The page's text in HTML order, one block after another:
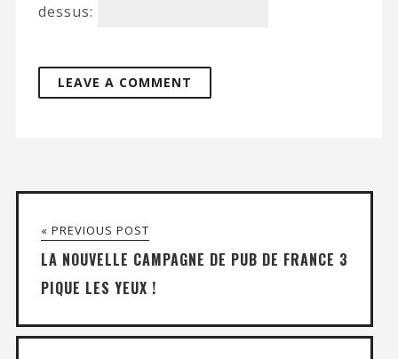
dessus:
« PREVIOUS POST
LA NOUVELLE CAMPAGNE DE PUB DE FRANCE 3
PIQUE LES YEUX !